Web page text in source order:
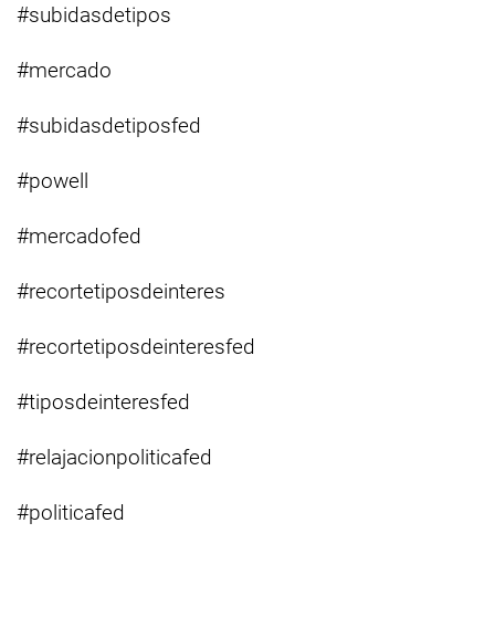
#subidasdetipos
#mercado
#subidasdetiposfed
#powell
#mercadofed
#recortetiposdeinteres
#recortetiposdeinteresfed
#tiposdeinteresfed
#relajacionpoliticafed
#politicafed